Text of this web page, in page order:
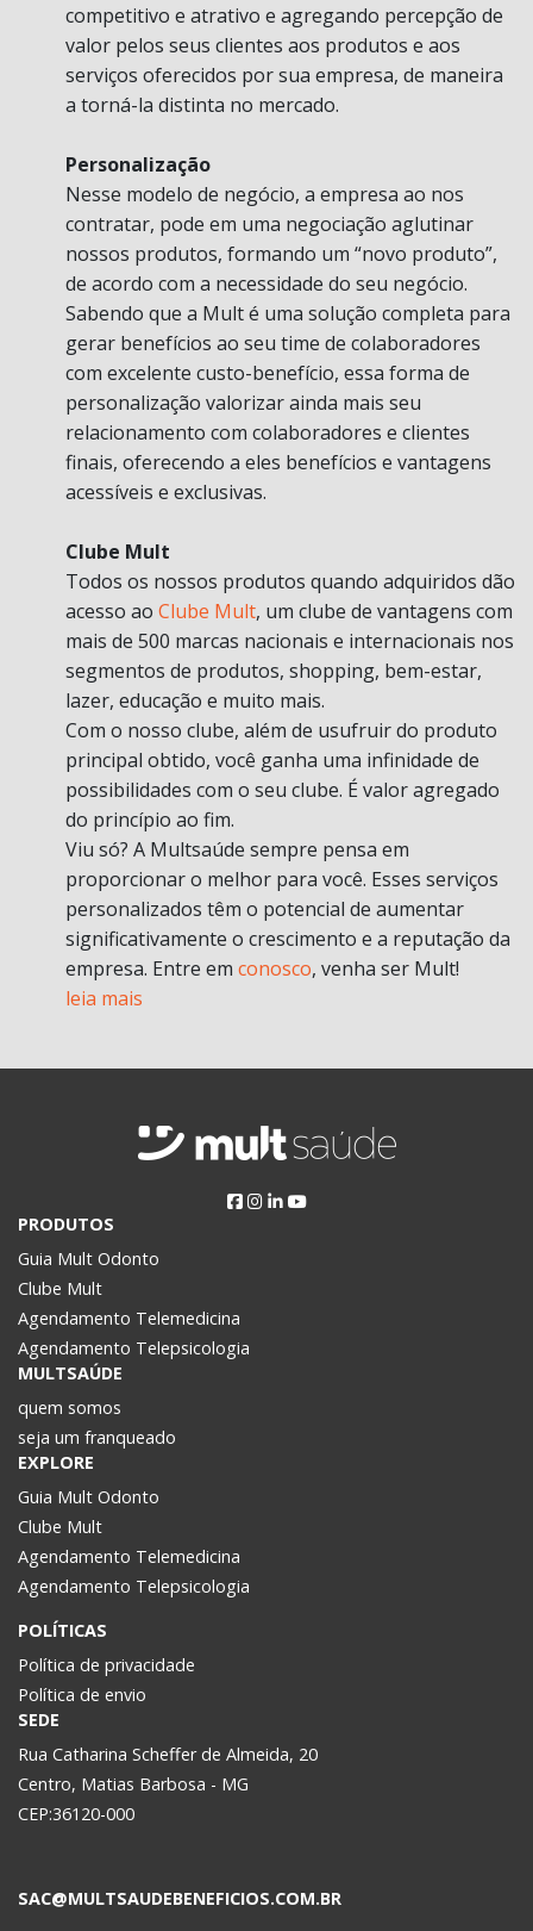
competitivo e atrativo e agregando percepção de
valor pelos seus clientes aos produtos e aos
serviços oferecidos por sua empresa, de maneira
a torná-la distinta no mercado.
Personalização
Nesse modelo de negócio, a empresa ao nos
contratar, pode em uma negociação aglutinar
nossos produtos, formando um “novo produto”,
de acordo com a necessidade do seu negócio.
Sabendo que a Mult é uma solução completa para
gerar benefícios ao seu time de colaboradores
com excelente custo-benefício, essa forma de
personalização valorizar ainda mais seu
relacionamento com colaboradores e clientes
finais, oferecendo a eles benefícios e vantagens
acessíveis e exclusivas.
Clube Mult
Todos os nossos produtos quando adquiridos dão
acesso ao Clube Mult, um clube de vantagens com
mais de 500 marcas nacionais e internacionais nos
segmentos de produtos, shopping, bem-estar,
lazer, educação e muito mais.
Com o nosso clube, além de usufruir do produto
principal obtido, você ganha uma infinidade de
possibilidades com o seu clube. É valor agregado
do princípio ao fim.
Viu só? A Multsaúde sempre pensa em
proporcionar o melhor para você. Esses serviços
personalizados têm o potencial de aumentar
significativamente o crescimento e a reputação da
empresa. Entre em conosco, venha ser Mult!
leia mais
PRODUTOS
Guia Mult Odonto
Clube Mult
Agendamento Telemedicina
Agendamento Telepsicologia
MULTSAÚDE
quem somos
seja um franqueado
EXPLORE
Guia Mult Odonto
Clube Mult
Agendamento Telemedicina
Agendamento Telepsicologia
POLÍTICAS
Política de privacidade
Política de envio
SEDE
Rua Catharina Scheffer de Almeida, 20
Centro, Matias Barbosa - MG
CEP:36120-000
SAC@MULTSAUDEBENEFICIOS.COM.BR